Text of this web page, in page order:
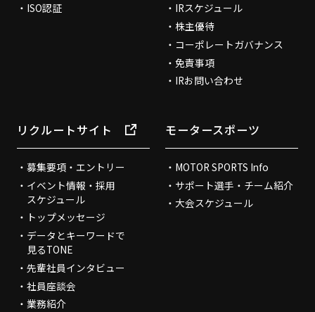
ISO認証
IRスケジュール
株主優待
コーポレートガバナンス
免責事項
IRお問い合わせ
リクルートサイト
募集要項・エントリー
イベント情報・採用
スケジュール
トップメッセージ
データとキーワードで
見るTONE
先輩社員インタビュー
社員座談会
業務紹介
モータースポーツ
MOTOR SPORTS Info
サポート選手・チーム紹介
大会スケジュール